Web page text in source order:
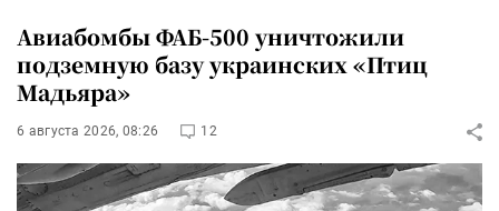
Авиабомбы ФАБ-500 уничтожили
подземную базу украинских «Птиц
Мадьяра»
6 августа 2026, 08:26 12